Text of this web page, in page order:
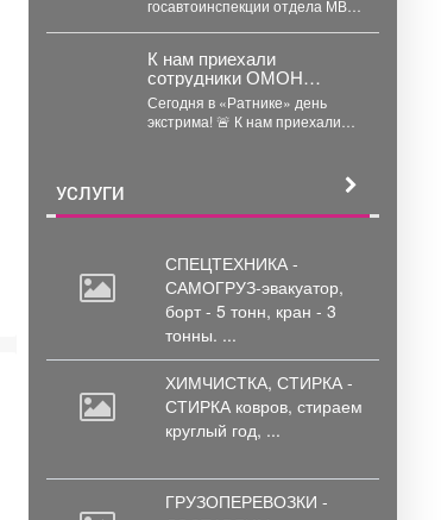
помощь мужчине,
пострадавшему от укуса
гадюки
госавтоинспекции отдела МВД
округу капитан полиции Виктор
Шуман и лейтенант...
К нам приехали
сотрудники ОМОН
«Рубеж» и Росгвардии.
Сегодня в «Ратнике» день
экстрима! 🚨 К нам приехали
УСЛУГИ
СПЕЦТЕХНИКА -
САМОГРУЗ-эвакуатор,
борт - 5 тонн, кран - 3
тонны. ...
ХИМЧИСТКА, СТИРКА -
СТИРКА ковров, стираем
круглый год, ...
ГРУЗОПЕРЕВОЗКИ -